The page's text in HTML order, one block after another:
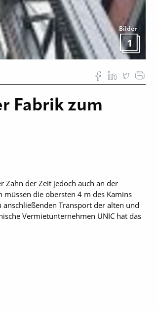
Bilder
1
Fabrik zum
Zahn der Zeit jedoch auch an der
müssen die obersten 4 m des Kamins
Transport der alten und
Vermietunternehmen UNIC hat das